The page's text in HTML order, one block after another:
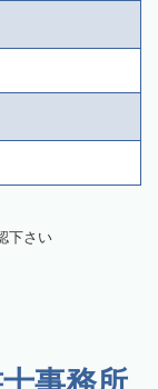
下さい